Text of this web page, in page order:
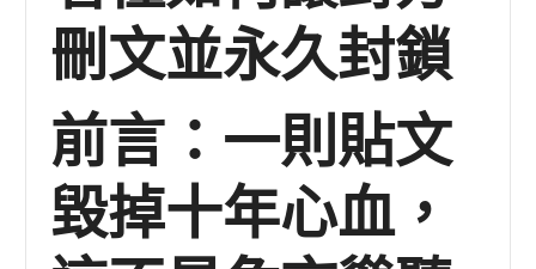
刪文並永久封鎖
前言：一則貼文
毀掉十年心血，